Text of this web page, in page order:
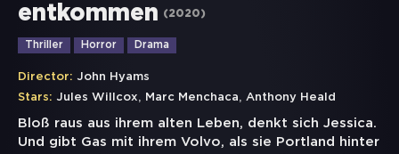
entkommen
(2020)
Thriller Horror Drama
Director: John Hyams
Stars: Jules Willcox, Marc Menchaca, Anthony Heald
Bloß raus aus ihrem alten Leben, denkt sich Jessica.
Und gibt Gas mit ihrem Volvo, als sie Portland hinter